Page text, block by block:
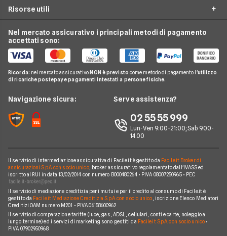
Conti e Carte
Telefonia Mobile
Pay TV
Noleggio Lungo Termine
News
Chi siamo
Perché scegliere Facile.it
Mappa del sito
Offerte Internet Casa
Offerte Internet Partita Iva
Internet senza linea fissa
Offerte Internet Satellitare
Internet Seconda Casa
Offerte Internet Illimitato
Vodafone
Fastweb
Linkem
Tiscali
Wind Tre
Aruba
Eolo
Operatori Internet Casa
Risorse utili
Verifica Copertura Fibra Ottica
Internet Speed Test
Argomenti in evidenza internet casa
Notizie internet casa
Domande frequenti internet casa
Nel mercato assicurativo i principali metodi di pagamento
accettati sono:
Ricorda: nel mercato assicurativoNON è previsto come metodo di pagamento l'utilizzo
di ricariche postepay e pagamenti intestati a persone fisiche.
Navigazione sicura: Serve assistenza?
02 55 55 999
Lun-Ven 9:00-21:00; Sab 9.00-
14.00
Il servizio di intermediazione assicurativa di Facile.it è gestito da Facile.it Broker di
assicurazioni S.p.A. con socio unico, broker assicurativo regolamentato dall'IVASS ed
iscritto al RUI in data 13/02/2014 con numero B000480264 • P.IVA 08007250965 • PEC
Il servizio di mediazione creditizia per i mutui e per il credito al consumo di Facile.it è
gestito da Facile.it Mediazione Creditizia S.p.A. con socio unico, iscrizione Elenco Mediatori
Creditizi OAM numero M201 • P.IVA 06158600962
Il servizio di comparazione tariffe (luce, gas, ADSL, cellulari, conti e carte, noleggio a
lungo termine) ed i servizi di marketing sono gestiti da Facile.it S.p.A. con socio unico•
P.IVA 07902950968